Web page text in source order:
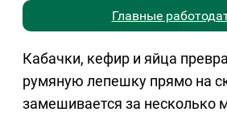
Главные
Кабачки, кефир и яйца
румяную лепешку прямо на
замешивается за несколько